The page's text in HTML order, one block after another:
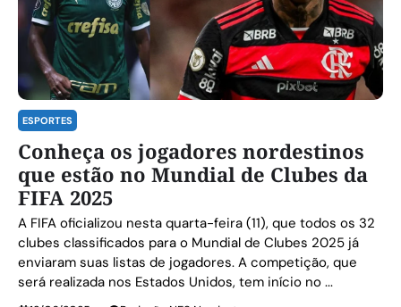
ESPORTES
Conheça os jogadores nordestinos
que estão no Mundial de Clubes da
FIFA 2025
A FIFA oficializou nesta quarta-feira (11), que todos os 32
clubes classificados para o Mundial de Clubes 2025 já
enviaram suas listas de jogadores. A competição, que
será realizada nos Estados Unidos, tem início no ...